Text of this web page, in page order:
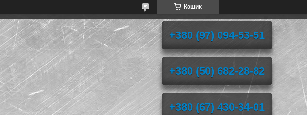
Кошик
+380 (97) 094-53-51
+380 (50) 682-28-82
+380 (67) 430-34-01